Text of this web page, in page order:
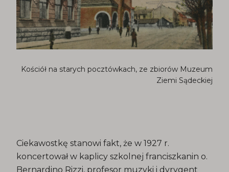
Kościół na starych pocztówkach, ze zbiorów Muzeum
Ziemi Sądeckiej
Ciekawostkę stanowi fakt, że w 1927 r.
koncertował w kaplicy szkolnej franciszkanin o.
Bernardino Rizzi, profesor muzyki i dyrygent